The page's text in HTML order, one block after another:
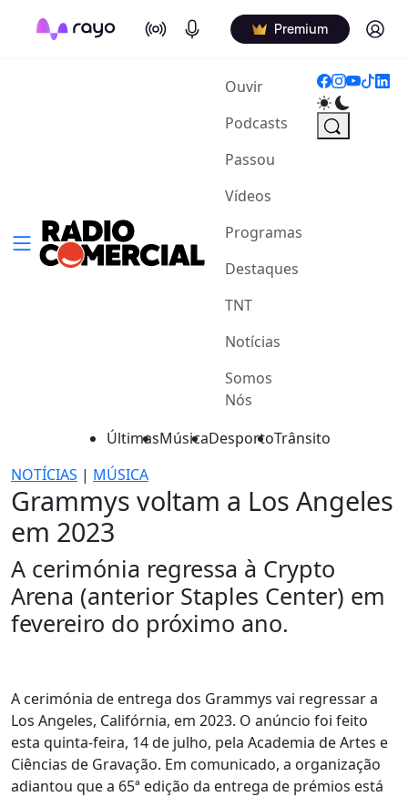
On Air Podcasts Premium Log in
Ouvir(current)
Podcasts
Passou
Vídeos
Programas
Destaques
TNT
Notícias
Somos
Nós
ÚltimasMúsicaDesportoTrânsito
NOTÍCIAS | MÚSICA
Grammys voltam a Los Angeles
em 2023
A cerimónia regressa à Crypto
Arena (anterior Staples Center) em
fevereiro do próximo ano.
A cerimónia de entrega dos Grammys vai regressar a
Los Angeles, Califórnia, em 2023. O anúncio foi feito
esta quinta-feira, 14 de julho, pela Academia de Artes e
Ciências de Gravação. Em comunicado, a organização
adiantou que a 65ª edição da entrega de prémios está